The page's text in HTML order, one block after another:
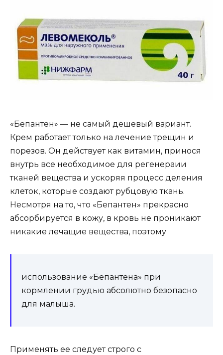
«Бепантен» — не самый дешевый вариант.
Крем работает только на лечение трещин и
порезов. Он действует как витамин, принося
внутрь все необходимое для регенераии
тканей вещества и ускоряя процесс деления
клеток, которые создают рубцовую ткань.
Несмотря на то, что «Бепантен» прекрасно
абсорбируется в кожу, в кровь не проникают
никакие лечащие вещества, поэтому
использование «Бепантена» при
кормлении грудью абсолютно безопасно
для малыша.
Применять ее следует строго с